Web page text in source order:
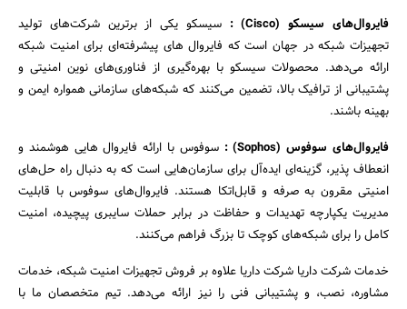
فایروال‌های سیسکو(Cisco)
: سیسکو یکی از برترین شرکت‌های تولید
تجهیزات شبکه در جهان است که فایروال‌ های پیشرفته‌ای برای امنیت شبکه
ارائه می‌دهد. محصولات سیسکو با بهره‌گیری از فناوری‌های نوین امنیتی و
پشتیبانی از ترافیک بالا، تضمین می‌کنند که شبکه‌های سازمانی همواره ایمن و
بهینه باشند.
فایروال‌های سوفوس(Sophos)
: سوفوس با ارائه فایروال‌ هایی هوشمند و
انعطاف ‌پذیر، گزینه‌ای ایده‌آل برای سازمان‌هایی است که به دنبال راه ‌حل‌های
امنیتی مقرون‌ به ‌صرفه و قابل‌اتکا هستند. فایروال‌های سوفوس با قابلیت
مدیریت یکپارچه تهدیدات و حفاظت در برابر حملات سایبری پیچیده، امنیت
کامل را برای شبکه‌های کوچک تا بزرگ فراهم می‌کنند.
خدمات شرکت داریا شرکت داریا علاوه بر فروش تجهیزات امنیت شبکه، خدمات
مشاوره، نصب، و پشتیبانی فنی را نیز ارائه می‌دهد. تیم متخصصان ما با